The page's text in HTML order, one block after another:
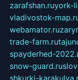
zarafshan.ruyork-
vladivostok-
webamator.ru
trade-farm.ru
spayderhed-
snow-guard.ru
shkurki-